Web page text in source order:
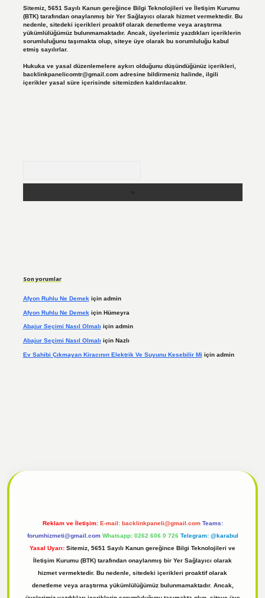
Sitemiz, 5651 Sayılı Kanun gereğince Bilgi Teknolojileri ve İletişim Kurumu
(BTK) tarafından onaylanmış bir Yer Sağlayıcı olarak hizmet vermektedir. Bu
nedenle, sitedeki içerikleri proaktif olarak denetleme veya araştırma
yükümlülüğümüz bulunmamaktadır. Ancak, üyelerimiz yazdıkları içeriklerin
sorumluluğunu taşımakta olup, siteye üye olarak bu sorumluluğu kabul
etmiş sayılırlar.
Hukuka ve yasal düzenlemelere aykırı olduğunu düşündüğünüz içerikleri,
backlinkpanelicomtr@gmail.comadresine bildirmeniz halinde, ilgili
içerikler yasal süre içerisinde sitemizden kaldırılacaktır.
Son yorumlar
Afyon Ruhlu Ne Demek için admin
Afyon Ruhlu Ne Demek için Hümeyra
Abajur Seçimi Nasıl Olmalı için admin
Abajur Seçimi Nasıl Olmalı için Nazlı
Ev Sahibi Çıkmayan Kiracının Elektrik Ve Suyunu Kesebilir Mi için admin
Reklam ve İletişim: E-mail: backlinkpaneli@gmail.com Teams:
forumhizmeti@gmail.com Whatsapp: 0262 606 0 726 Telegram: @karabul
Yasal Uyarı: Sitemiz, 5651 Sayılı Kanun gereğince Bilgi Teknolojileri ve
İletişim Kurumu (BTK) tarafından onaylanmış bir Yer Sağlayıcı olarak
hizmet vermektedir. Bu nedenle, sitedeki içerikleri proaktif olarak
denetleme veya araştırma yükümlülüğümüz bulunmamaktadır. Ancak,